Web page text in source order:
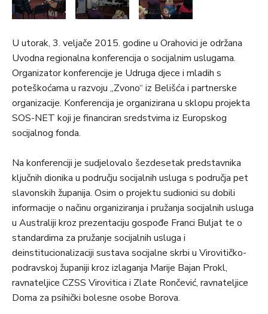
U utorak, 3. veljače 2015. godine u Orahovici je održana
Uvodna regionalna konferencija o socijalnim uslugama.
Organizator konferencije je Udruga djece i mladih s
poteškoćama u razvoju „Zvono“ iz Belišća i partnerske
organizacije. Konferencija je organizirana u sklopu projekta
SOS-NET koji je financiran sredstvima iz Europskog
socijalnog fonda.
Na konferenciji je sudjelovalo šezdesetak predstavnika
ključnih dionika u području socijalnih usluga s područja pet
slavonskih županija. Osim o projektu sudionici su dobili
informacije o načinu organiziranja i pružanja socijalnih usluga
u Australiji kroz prezentaciju gospođe Franci Buljat te o
standardima za pružanje socijalnih usluga i
deinstitucionalizaciji sustava socijalne skrbi u Virovitičko-
podravskoj županiji kroz izlaganja Marije Bajan Prokl,
ravnateljice CZSS Virovitica i Zlate Rončević, ravnateljice
Doma za psihički bolesne osobe Borova.